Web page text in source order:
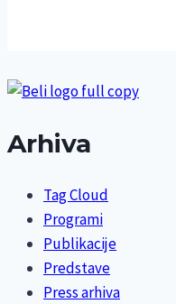
Arhiva
Tag Cloud
Programi
Publikacije
Predstave
Press arhiva